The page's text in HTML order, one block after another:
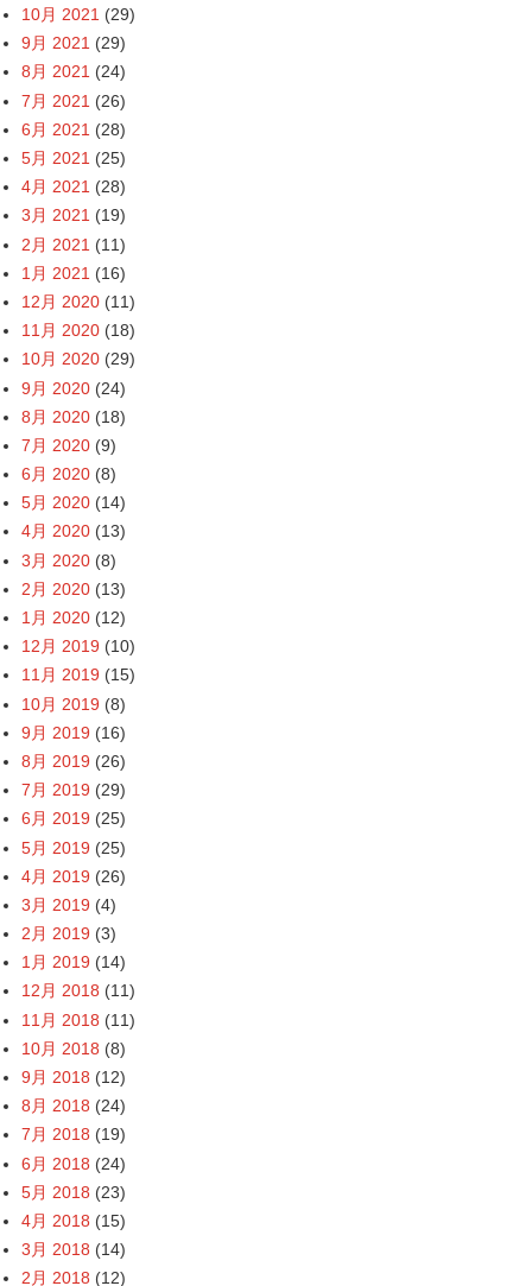
10月 2021 (29)
9月 2021 (29)
8月 2021 (24)
7月 2021 (26)
6月 2021 (28)
5月 2021 (25)
4月 2021 (28)
3月 2021 (19)
2月 2021 (11)
1月 2021 (16)
12月 2020 (11)
11月 2020 (18)
10月 2020 (29)
9月 2020 (24)
8月 2020 (18)
7月 2020 (9)
6月 2020 (8)
5月 2020 (14)
4月 2020 (13)
3月 2020 (8)
2月 2020 (13)
1月 2020 (12)
12月 2019 (10)
11月 2019 (15)
10月 2019 (8)
9月 2019 (16)
8月 2019 (26)
7月 2019 (29)
6月 2019 (25)
5月 2019 (25)
4月 2019 (26)
3月 2019 (4)
2月 2019 (3)
1月 2019 (14)
12月 2018 (11)
11月 2018 (11)
10月 2018 (8)
9月 2018 (12)
8月 2018 (24)
7月 2018 (19)
6月 2018 (24)
5月 2018 (23)
4月 2018 (15)
3月 2018 (14)
2月 2018 (12)